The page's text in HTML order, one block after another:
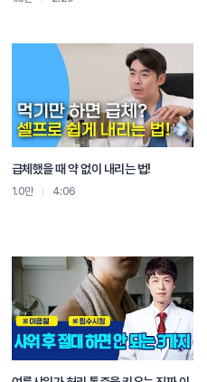
다
다
분이 어렵다면
급체했을 때 약 없이 내리는 법!
1.0만 4:06